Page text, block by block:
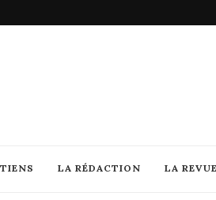
LA RÉDACTION LA